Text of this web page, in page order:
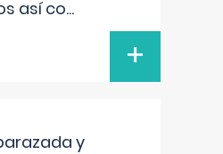
así co...
+
y